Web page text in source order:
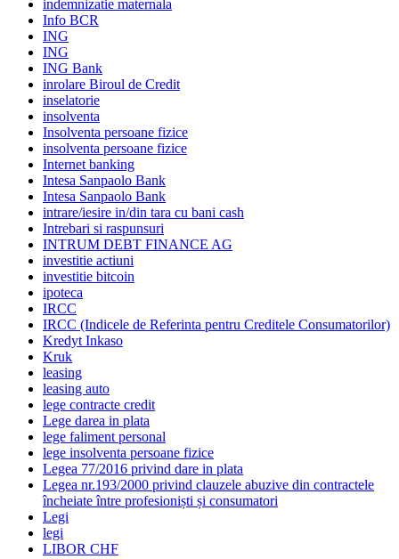
indemnizatie maternala
Info BCR
ING
ING
ING Bank
inrolare Biroul de Credit
inselatorie
insolventa
Insolventa persoane fizice
insolventa persoane fizice
Internet banking
Intesa Sanpaolo Bank
Intesa Sanpaolo Bank
intrare/iesire in/din tara cu bani cash
Intrebari si raspunsuri
INTRUM DEBT FINANCE AG
investitie actiuni
investitie bitcoin
ipoteca
IRCC
IRCC (Indicele de Referinta pentru Creditele Consumatorilor)
Kredyt Inkaso
Kruk
leasing
leasing auto
lege contracte credit
Lege darea in plata
lege faliment personal
lege insolventa persoane fizice
Legea 77/2016 privind dare in plata
Legea nr.193/2000 privind clauzele abuzive din contractele
încheiate între profesioniști și consumatori
Legi
legi
LIBOR CHF